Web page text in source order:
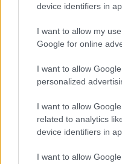
device identifiers in
I want to allow my
Google for online
I want to allow
personalized
I want to allow
related to analytics
device identifiers in
I want to allow
Egy tavalyi
megtaláltuk a 2020-
közérdekűadat-
öst is. Íme: